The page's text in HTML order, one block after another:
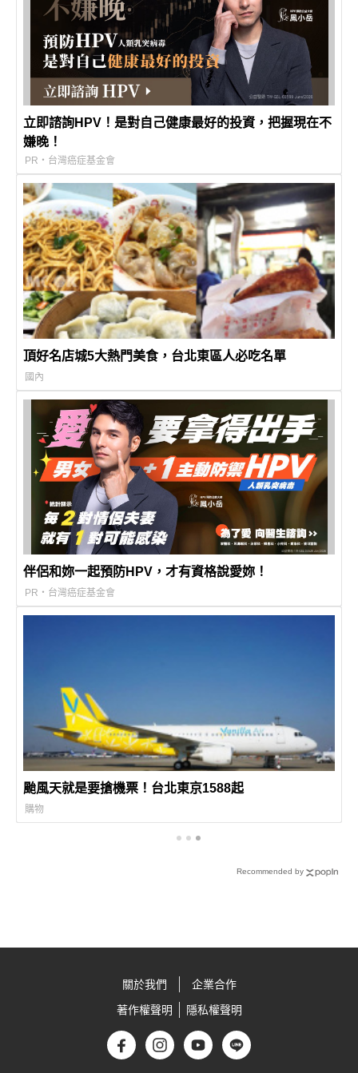
立即諮詢HPV！是對自己健康最好的投資，把握現在不
嫌晚！
PR・台灣癌症基金會
頂好名店城5大熱門美食，台北東區人必吃名單
國內
伴侶和妳一起預防HPV，才有資格說愛妳！
PR・台灣癌症基金會
颱風天就是要搶機票！台北東京1588起
購物
Recommended by
關於我們
企業合作
著作權聲明
隱私權聲明